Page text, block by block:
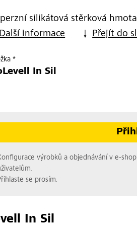
silikátová stěrková
Další informace
Přejít do
*
In Sil
výrobků a objednávání v e-
se prosím.
In Sil